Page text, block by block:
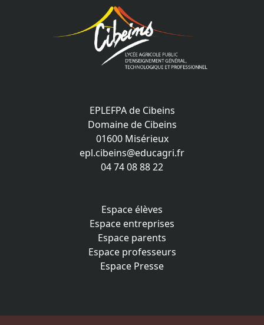
EPLEFPA de Cibeins
Domaine de Cibeins
01600 Misérieux
epl.cibeins@educagri.fr
04 74 08 88 22
Espace élèves
Espace entreprises
Espace parents
Espace professeurs
Espace Presse